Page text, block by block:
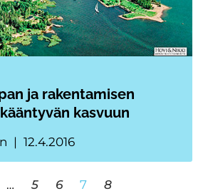
ja rakentamisen
kasvuun
12.4.2016
… 5 6 7 8